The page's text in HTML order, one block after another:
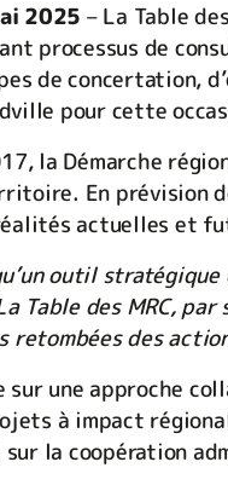
2025 – La Table
processus de
de concertation,
pour cette
la Démarche
En
actuelles et
outil
des MRC, par
retombées des
sur une approche
à impact
la coopération